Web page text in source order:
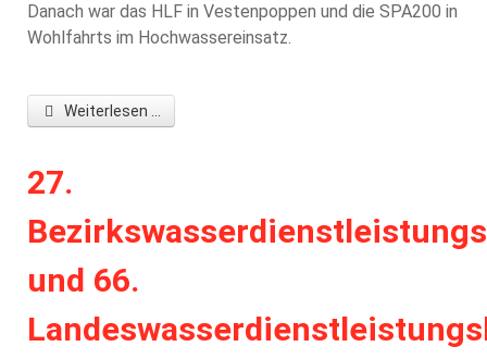
Danach war das HLF in Vestenpoppen und die SPA200 in
Wohlfahrts im Hochwassereinsatz.
Weiterlesen ...
27.
und 66.